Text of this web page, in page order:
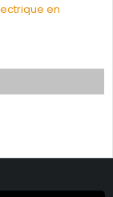
en